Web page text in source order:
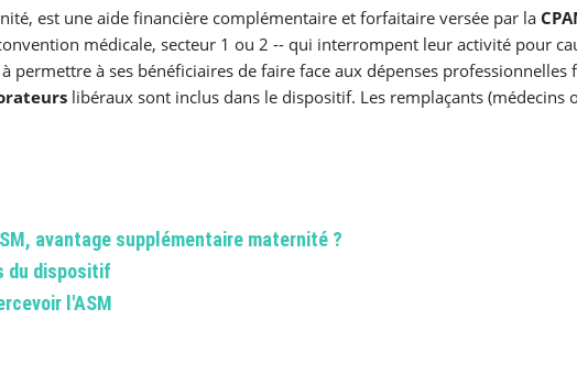
est une aide financière complémentaire et forfaitaire versée par la
médicale, secteur 1 ou 2 -- qui interrompent leur activité pour
permettre à ses bénéficiaires de faire face aux dépenses professionnelles
libéraux sont inclus dans le dispositif. Les remplaçants (médecins
avantage supplémentaire maternité ?
du dispositif
l'ASM